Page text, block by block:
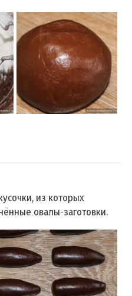
из которых
овалы-заготовки.